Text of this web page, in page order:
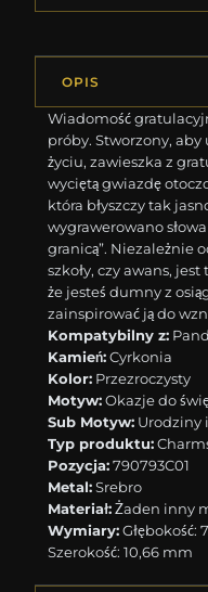
OPIS
Wiadomość
próby. Stworzony,
życiu, zawieszka z
wyciętą gwiazdę
która błyszczy tak
wygrawerowano
granicą”. Niezależnie
szkoły, czy awans,
że jesteś dumny z
zainspirować ją do
Kompatybilny z:
Kamień:Cyrkonia
Kolor: Przezroczysty
Motyw:Okazje do
Sub Motyw: Urodziny
Typ produktu:
Pozycja:790793C01
Metal:Srebro
Materiał:Żaden inny
Wymiary:Głębokość:
Szerokość: 10,66 mm